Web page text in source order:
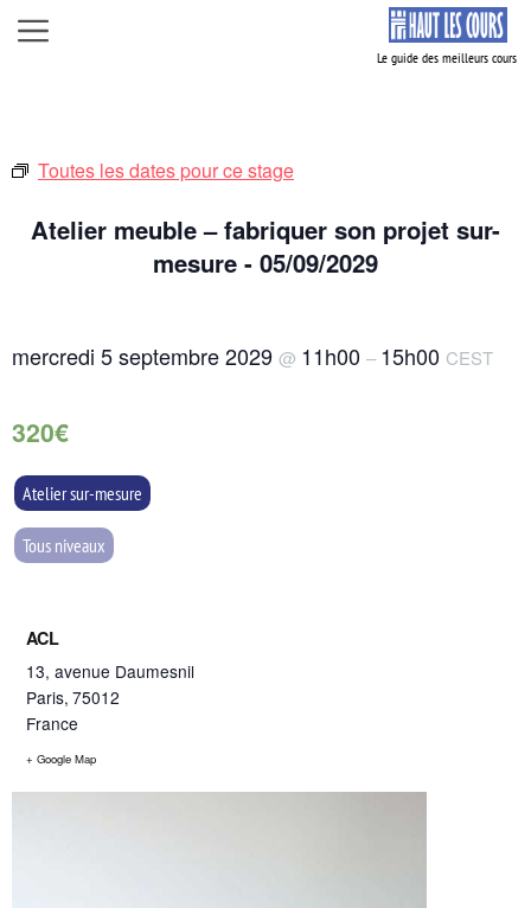
Aller
au
Menu
Toutes les dates pour ce stage
Atelier meuble – fabriquer son projet sur-
mesure - 05/09/2029
mercredi 5 septembre 2029 @ 11h00 – 15h00 CEST
320€
Atelier sur-mesure
Tous niveaux
ACL
13, avenue Daumesnil
Paris, 75012
France
+ Google Map